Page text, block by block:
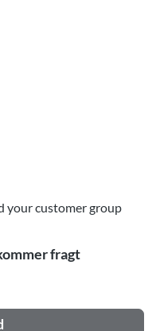
your customer group
fragt